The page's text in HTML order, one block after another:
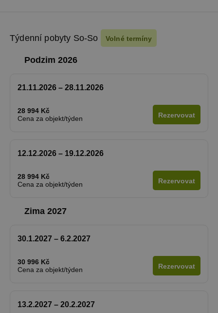
Týdenní pobyty So-So Volné termíny
Podzim 2026
21.11.2026 – 28.11.2026
28 994 Kč
Cena za objekt/týden
Rezervovat
12.12.2026 – 19.12.2026
28 994 Kč
Cena za objekt/týden
Rezervovat
Zima 2027
30.1.2027 – 6.2.2027
30 996 Kč
Cena za objekt/týden
Rezervovat
13.2.2027 – 20.2.2027